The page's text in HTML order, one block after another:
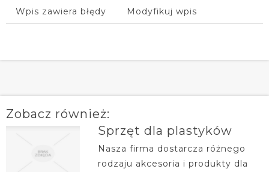
Wpis zawiera błędy Modyfikuj wpis
Zobacz również:
Sprzęt dla plastyków
Nasza firma dostarcza różnego
rodzaju akcesoria i produkty dla